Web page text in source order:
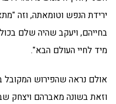
ירידת הנפש וטומאתה, וזה
בחייהם, ויעקב שהיה שלם
מיד לחיי העולם הבא".
אולם נראה שהפירוש המקובל
וזאת בשונה מאברהם ויצחק